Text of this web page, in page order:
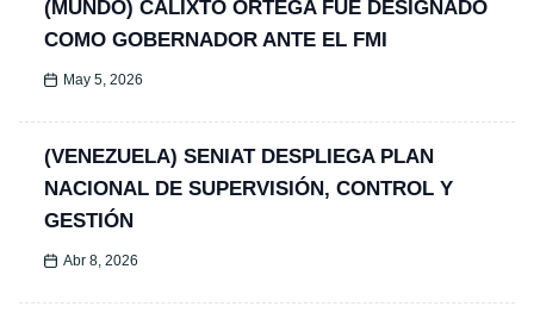
(MUNDO) CALIXTO ORTEGA FUE DESIGNADO
COMO GOBERNADOR ANTE EL FMI
May 5, 2026
(VENEZUELA) SENIAT DESPLIEGA PLAN
NACIONAL DE SUPERVISIÓN, CONTROL Y
GESTIÓN
Abr 8, 2026